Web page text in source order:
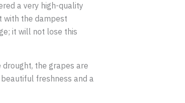
a very high-quality
with the dampest
it will not lose this
the grapes are
freshness and a